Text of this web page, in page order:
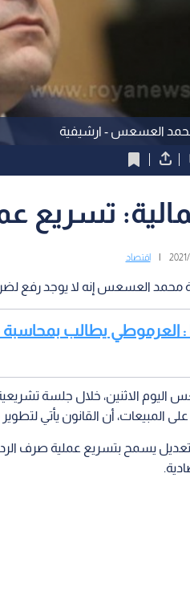
محمد العسعس - ارشيفية
تسريع
اقتصاد
محمد العسعس إنه لا يوجد رفع
: العرموطي يطالب
اليوم الاثنين، خلال جلسة
على المبيعات، أن القانون يأتي